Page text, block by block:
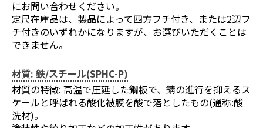
にお問い合わせください。
定尺在庫品は、製品によって四方フチ付き、または2辺フ
チ付きのいずれかになりますが、お選びいただくことは
できません。
材質: 鉄/スチール(SPHC-P)
材質の特徴: 高温で圧延した鋼板で、錆の進行を抑えるス
ケールと呼ばれる酸化被膜を酸で落としたもの(通称:酸
洗材)。